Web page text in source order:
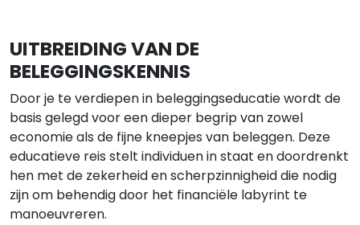
UITBREIDING VAN DE
BELEGGINGSKENNIS
Door je te verdiepen in beleggingseducatie wordt de
basis gelegd voor een dieper begrip van zowel
economie als de fijne kneepjes van beleggen. Deze
educatieve reis stelt individuen in staat en doordrenkt
hen met de zekerheid en scherpzinnigheid die nodig
zijn om behendig door het financiële labyrint te
manoeuvreren.